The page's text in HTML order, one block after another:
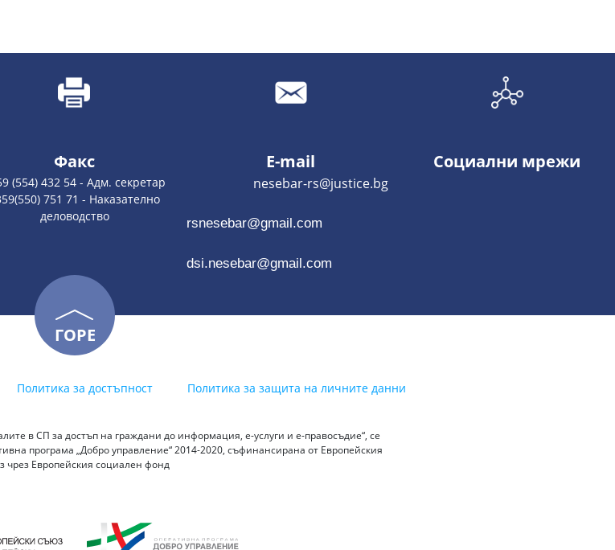
Факс
(554) 432 54 - Адм. секретар
751 71 - Наказателно
деловодство
E-mail
nesebar-rs@justice.bg
rsnesebar@gmail.com
dsi.nesebar@gmail.com
Социални мрежи
ГОРЕ
Политика за достъпност Политика за защита на личните данни
в СП за достъп на граждани до информация, е-услуги и е-правосъдие“, се
програма „Добро управление“ 2014-2020, съфинансирана от Европейския
чрез Европейския социален фонд